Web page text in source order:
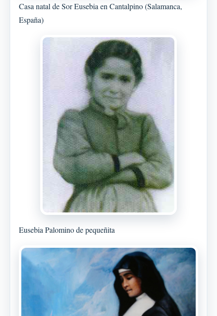
Casa natal de Sor Eusebia en Cantalpino (Salamanca,
España)
Eusebia Palomino de pequeñita